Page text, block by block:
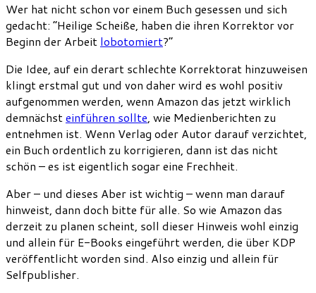
Wer hat nicht schon vor einem Buch gesessen und sich
gedacht: “Heilige Scheiße, haben die ihren Korrektor vor
Beginn der Arbeit lobotomiert?”
Die Idee, auf ein derart schlechte Korrektorat hinzuweisen
klingt erstmal gut und von daher wird es wohl positiv
aufgenommen werden, wenn Amazon das jetzt wirklich
demnächsteinführen sollte, wie Medienberichten zu
entnehmen ist. Wenn Verlag oder Autor darauf verzichtet,
ein Buch ordentlich zu korrigieren, dann ist das nicht
schön – es ist eigentlich sogar eine Frechheit.
Aber – und dieses Aber ist wichtig – wenn man darauf
hinweist, dann doch bitte für alle. So wie Amazon das
derzeit zu planen scheint, soll dieser Hinweis wohl einzig
und allein für E-Books eingeführt werden, die über KDP
veröffentlicht worden sind. Also einzig und allein für
Selfpublisher.